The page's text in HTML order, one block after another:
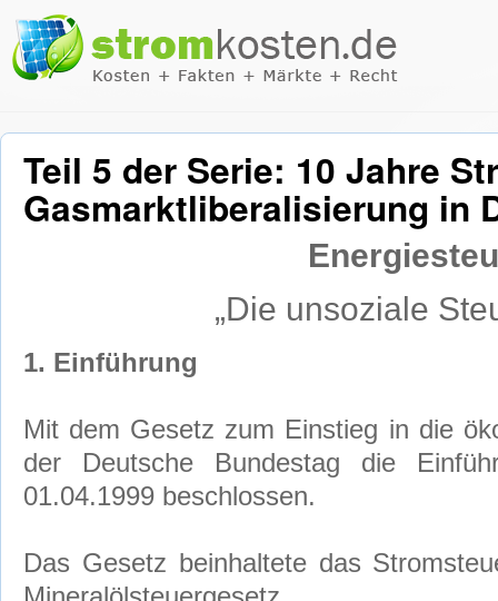
Teil 5 der Serie: 10 Jahre
Gasmarktliberalisierung in
„Die unsoziale
1. Einführung
Mit dem Gesetz zum Einstieg in die
der Deutsche Bundestag die
01.04.1999 beschlossen.
Das Gesetz beinhaltete das